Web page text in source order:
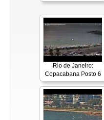
Rio de Janeiro:
Copacabana Posto 6